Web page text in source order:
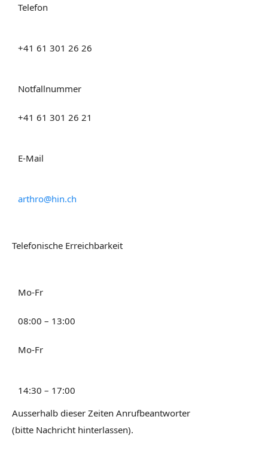
Telefon
+41 61 301 26 26
Notfallnummer
+41 61 301 26 21
E-Mail
arthro@hin.ch
Telefonische Erreichbarkeit
Mo-Fr
08:00 – 13:00
Mo-Fr
14:30 – 17:00
Ausserhalb dieser Zeiten Anrufbeantworter
(bitte Nachricht hinterlassen).